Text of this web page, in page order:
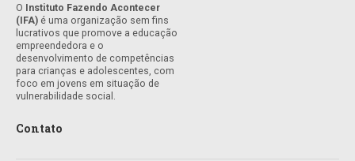
O Instituto Fazendo Acontecer
(IFA) é uma organização sem fins
lucrativos que promove a educação
empreendedora e o
desenvolvimento de competências
para crianças e adolescentes, com
foco em jovens em situação de
vulnerabilidade social.
Contato